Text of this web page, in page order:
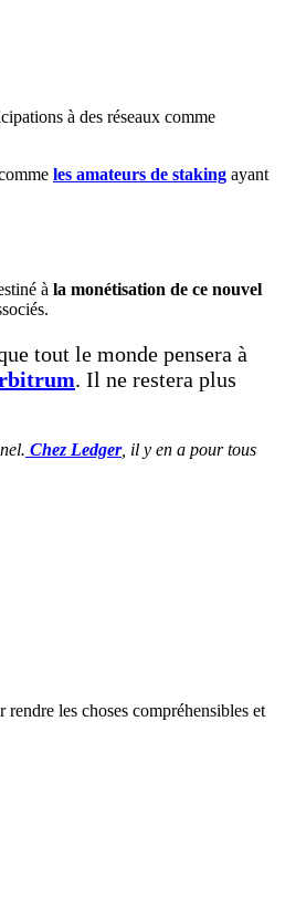
à des réseaux comme
les amateurs de staking ayant
à la monétisation de ce nouvel
tout le monde pensera à
. Il ne restera plus
Chez Ledger, il y en a pour tous
les choses compréhensibles et